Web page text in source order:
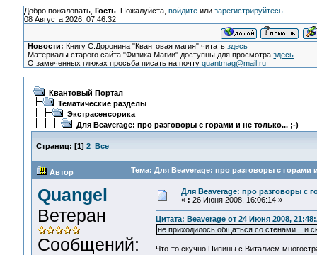
Добро пожаловать, Гость. Пожалуйста, войдитеили зарегистрируйтесь.
08 Августа 2026, 07:46:32
Новости: Книгу С.Доронина "Квантовая магия" читатьздесь
Материалы старого сайта "Физика Магии" доступны для просмотраздесь
О замеченных глюках просьба писать на почтуquantmag@mail.ru
Квантовый Портал
Тематические разделы
Экстрасенсорика
Для Beaverage: про разговоры с горами и не только... ;-)
Страниц: [1] 2 Все
Автор Тема: Для Beaverage: про разговоры с горами
Quangel
Ветеран
Сообщений:
Для Beaverage: про разговоры с
« : 26 Июня 2008, 16:06:14 »
Цитата: Beaverage от 24 Июня 2008,
не приходилось общаться со стенами... и
Что-то скучно Пипины с Виталием